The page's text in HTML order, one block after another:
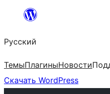
Перейти
содержимому
Русский
ТемыПлагиныНовости
Скачать WordPress